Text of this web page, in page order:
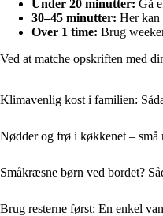
Under 20 minutter: Gå
30–45 minutter: Her kan
Over 1 time: Brug
Ved at matche opskriften med
Klimavenlig kost i familien:
Nødder og frø i køkkenet –
Småkræsne børn ved bordet?
Brug resterne først: En enkel